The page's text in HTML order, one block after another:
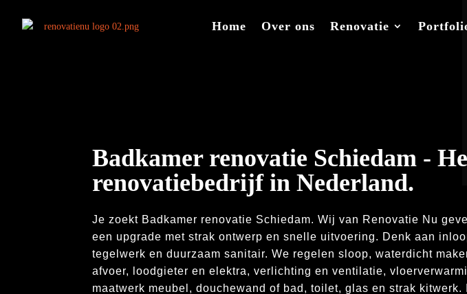
Home Over ons Renovatie
Badkamer renovatie Schiedam -
renovatiebedrijf in Nederland.
Je zoekt Badkamer renovatie Schiedam.​ Wij van Renovatie Nu
een upgrade met strak ontwerp en snelle uitvoering.​ Denk aan
tegelwerk en duurzaam sanitair.​ We regelen sloop, waterdicht
afvoer, loodgieter en elektra, verlichting en ventilatie,
maatwerk meubel, douchewand of bad, toilet, glas en strak